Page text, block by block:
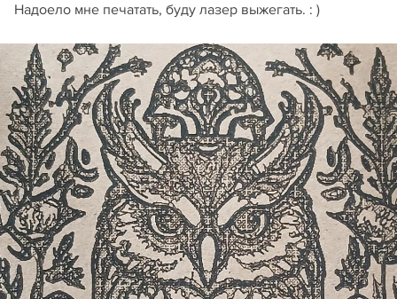
Надоело мне печатать, буду лазер выжегать. : )